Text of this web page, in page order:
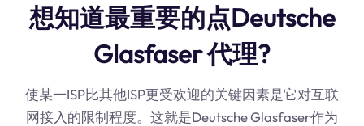
想知道最重要的点Deutsche
Glasfaser 代理?
使某一ISP比其他ISP更受欢迎的关键因素是它对互联
网接入的限制程度。这就是Deutsche Glasfaser作为